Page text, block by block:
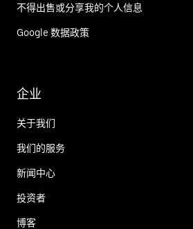
不得出售或分享我的个人信息
Google 数据政策
企业
关于我们
我们的服务
新闻中心
投资者
博客